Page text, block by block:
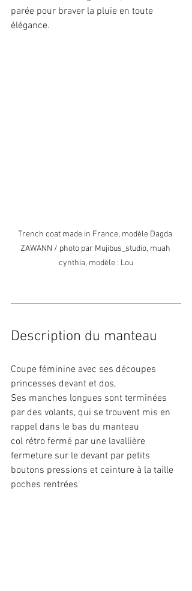
parée pour braver la pluie en toute
élégance.
Trench coat made in France, modèle Dagda
ZAWANN / photo par Mujibus_studio, muah
cynthia, modèle : Lou
Description du manteau
Coupe féminine avec ses découpes
princesses devant et dos,
Ses manches longues sont terminées
par des volants, qui se trouvent mis en
rappel dans le bas du manteau
col rétro fermé par une lavallière
fermeture sur le devant par petits
boutons pressions et ceinture à la taille
poches rentrées